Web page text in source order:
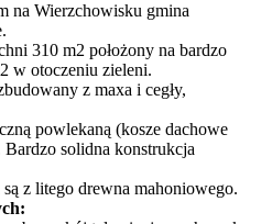
na Wierzchowisku gmina
310 m2 położony na bardzo
w otoczeniu zieleni.
z maxa i cegły,
powlekaną (kosze dachowe
solidna konstrukcja
z litego drewna mahoniowego.